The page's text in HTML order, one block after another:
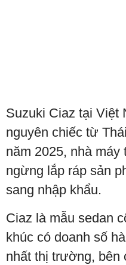
Suzuki Ciaz tại Việt
nguyên chiếc từ
năm 2025, nhà máy
ngừng lắp ráp sản
sang nhập khẩu.
Ciaz là mẫu sedan
khúc có doanh số
nhất thị trường, bên